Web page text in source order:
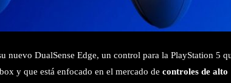
nuevo DualSense Edge, un control para la PlayStation 5
y que está enfocado en el mercado de controles de alto